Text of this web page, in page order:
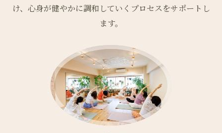
け、心身が健やかに調和していくプロセスをサポートし
ます。